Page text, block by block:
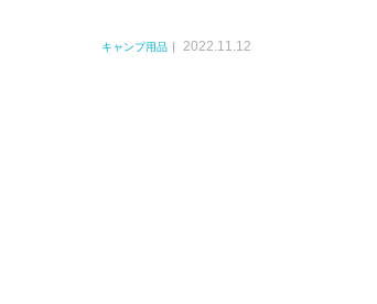
キャンプ用品 2022.11.12